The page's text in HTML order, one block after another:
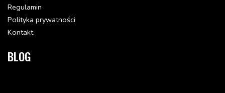
Regulamin
Polityka prywatności
Kontakt
BLOG